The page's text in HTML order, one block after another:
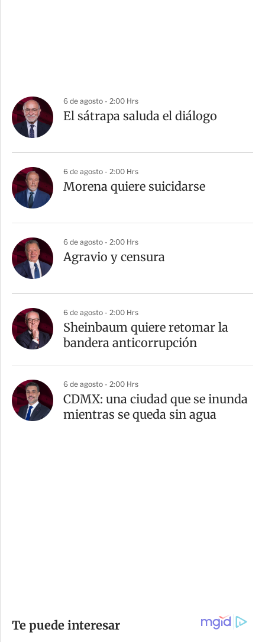
6 de agosto - 2:00 Hrs
El sátrapa saluda el diálogo
6 de agosto - 2:00 Hrs
Morena quiere suicidarse
6 de agosto - 2:00 Hrs
Agravio y censura
6 de agosto - 2:00 Hrs
Sheinbaum quiere retomar la
bandera anticorrupción
6 de agosto - 2:00 Hrs
CDMX: una ciudad que se inunda
mientras se queda sin agua